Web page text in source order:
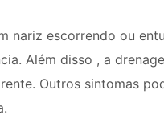
nariz escorrendo ou
Além disso , a
Outros sintomas